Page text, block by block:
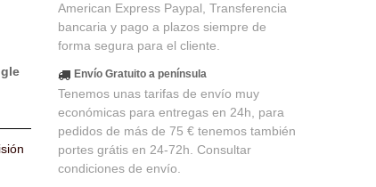
American Express Paypal, Transferencia
bancaria y pago a plazos siempre de
forma segura para el cliente.
Envío Gratuito a península
Tenemos unas tarifas de envío muy
económicas para entregas en 24h, para
pedidos de más de 75 € tenemos también
portes grátis en 24-72h. Consultar
condiciones de envío.